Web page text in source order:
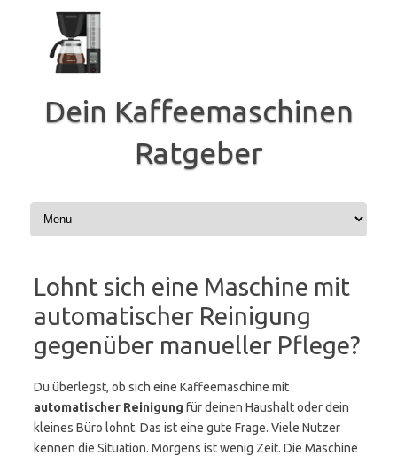
springen
Dein Kaffeemaschinen
Ratgeber
Lohnt sich eine Maschine mit
automatischer Reinigung
gegenüber manueller Pflege?
Du überlegst, ob sich eine Kaffeemaschine mit
automatischer Reinigung für deinen Haushalt oder dein
kleines Büro lohnt. Das ist eine gute Frage. Viele Nutzer
kennen die Situation. Morgens ist wenig Zeit. Die Maschine